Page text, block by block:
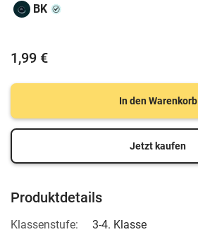
BK
1,99 €
In den Warenkorb
Jetzt kaufen
Produktdetails
Klassenstufe:
3-4. Klasse